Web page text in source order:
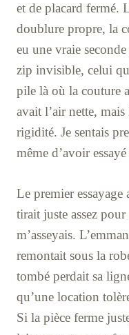
et de placard fermé.
doublure propre, la
eu une vraie
zip invisible, celui
pile là où la couture
avait l’air nette,
rigidité. Je sentais
même d’avoir
Le premier essayage
tirait juste assez
m’asseyais.
remontait sous la
tombé perdait sa
qu’une location
Si la pièce ferme